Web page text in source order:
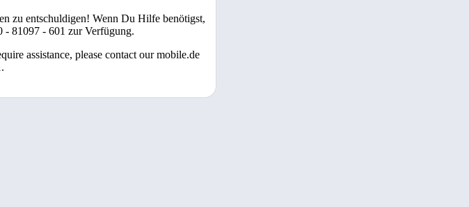
zu entschuldigen! Wenn Du Hilfe benötigst,
- 81097 - 601 zur Verfügung.
assistance, please contact our mobile.de